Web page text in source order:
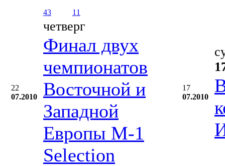
43 11
22
07.2010
четверг
Финал двух
чемпионатов
Восточной и
Западной
Европы М-1
Selection
17
07.2010